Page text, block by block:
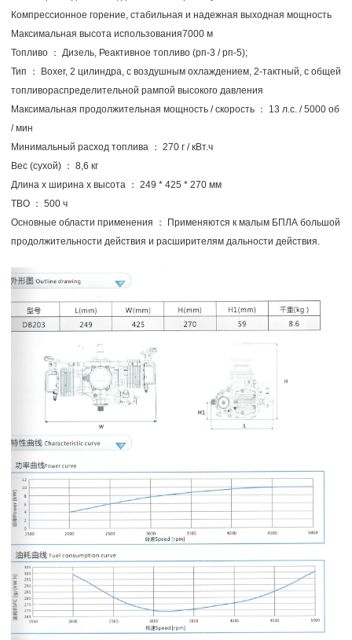
Компрессионное горение, стабильная и надежная выходная мощность
Максимальная высота использования7000 м
Топливо ： Дизель, Реактивное топливо (рп-3 / рп-5);
Тип ： Boxer, 2 цилиндра, с воздушным охлаждением, 2-тактный, с общей
топливораспределительной рампой высокого давления
Максимальная продолжительная мощность / скорость ： 13 л.с. / 5000 об
/ мин
Минимальный расход топлива ： 270 г / кВт.ч
Вес (сухой) ： 8,6 кг
Длина x ширина x высота ： 249 * 425 * 270 мм
TBO ： 500 ч
Основные области применения ： Применяются к малым БПЛА большой
продолжительности действия и расширителям дальности действия.